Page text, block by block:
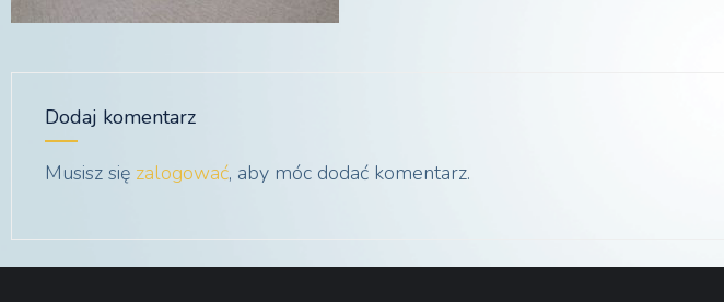
Dodaj komentarz
Musisz się zalogować, aby móc dodać komentarz.